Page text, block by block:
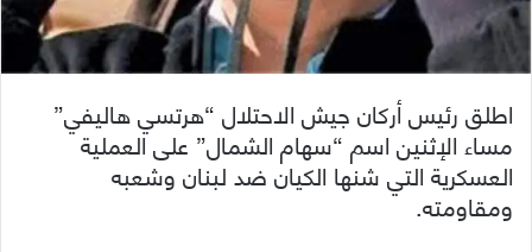
اطلق رئيس أركان جيش الاحتلال “هرتسي هاليفي”
مساء الإثنين اسم “سهام الشمال” على العملية
العسكرية التي شنها الكيان ضد لبنان وشعبه
ومقاومته.